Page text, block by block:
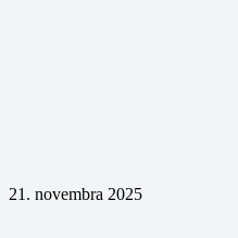
21. novembra 2025